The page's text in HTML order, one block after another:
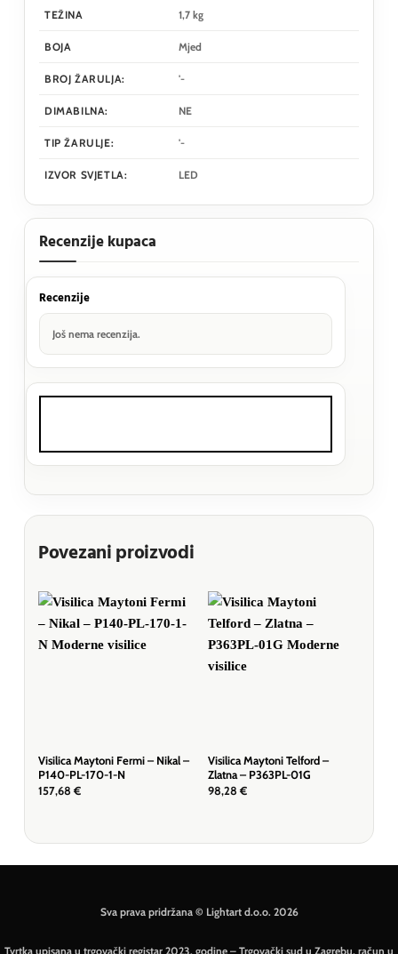
TEŽINA 1,7 kg
BOJA Mjed
BROJ ŽARULJA: '-
DIMABILNA: NE
TIP ŽARULJE: '-
IZVOR SVJETLA: LED
Recenzije kupaca
Recenzije
Još nema recenzija.
Povezani proizvodi
Visilica Maytoni Fermi – Nikal –
P140-PL-170-1-N
157,68 €
Visilica Maytoni Telford –
Zlatna – P363PL-01G
98,28 €
Sva prava pridržana © Lightart d.o.o. 2026
Tvrtka upisana u trgovački registar 2023. godine – Trgovački sud u Zagrebu, račun u